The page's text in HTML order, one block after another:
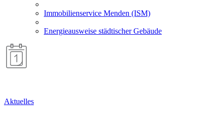
Immobilienservice Menden (ISM)
Energieausweise städtischer Gebäude
Aktuelles